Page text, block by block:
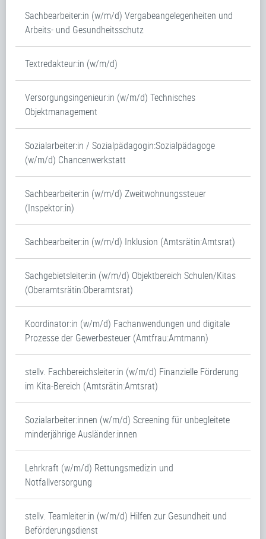
Sachbearbeiter:in (w/m/d) Vergabeangelegenheiten und
Arbeits- und Gesundheitsschutz
Textredakteur:in (w/m/d)
Versorgungsingenieur:in (w/m/d) Technisches
Objektmanagement
Sozialarbeiter:in / Sozialpädagogin:Sozialpädagoge
(w/m/d) Chancenwerkstatt
Sachbearbeiter:in (w/m/d) Zweitwohnungssteuer
(Inspektor:in)
Sachbearbeiter:in (w/m/d) Inklusion (Amtsrätin:Amtsrat)
Sachgebietsleiter:in (w/m/d) Objektbereich Schulen/Kitas
(Oberamtsrätin:Oberamtsrat)
Koordinator:in (w/m/d) Fachanwendungen und digitale
Prozesse der Gewerbesteuer (Amtfrau:Amtmann)
stellv. Fachbereichsleiter:in (w/m/d) Finanzielle Förderung
im Kita-Bereich (Amtsrätin:Amtsrat)
Sozialarbeiter:innen (w/m/d) Screening für unbegleitete
minderjährige Ausländer:innen
Lehrkraft (w/m/d) Rettungsmedizin und
Notfallversorgung
stellv. Teamleiter:in (w/m/d) Hilfen zur Gesundheit und
Beförderungsdienst